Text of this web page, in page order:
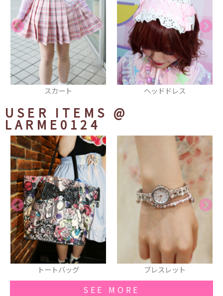
ヘッドドレス ピアス
USER ITEMS @
LARME0124
ブレスレット
SEE MORE